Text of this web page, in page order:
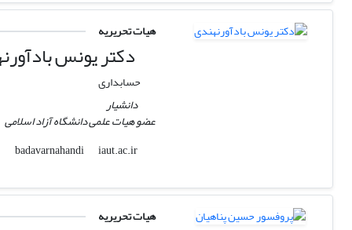
هیات تحریریه
دکتر یونس
حسابداری
دانشیار
عضو هیات علمی دانشگاه آزاد اسلامی
badavarnahandi
iaut.ac.ir
هیات تحریریه